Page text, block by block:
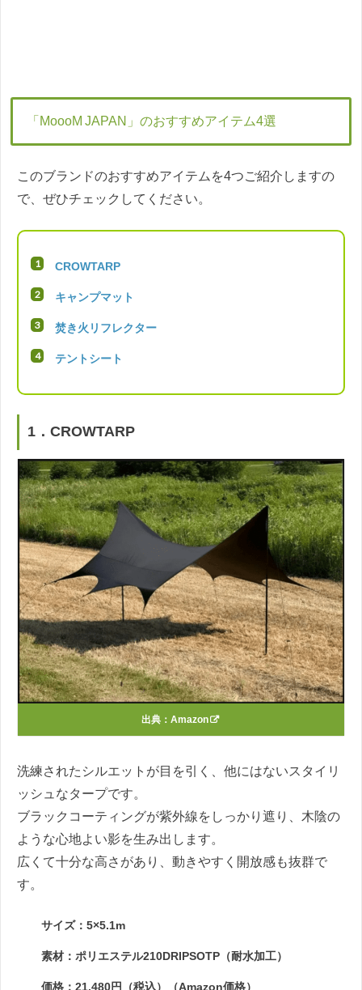
「MoooM JAPAN」のおすすめアイテム4選
このブランドのおすすめアイテムを4つご紹介しますの
で、ぜひチェックしてください。
CROWTARP
キャンプマット
焚き火リフレクター
テントシート
1．CROWTARP
出典： Amazon
洗練されたシルエットが目を引く、他にはないスタイリ
ッシュなタープです。
ブラックコーティングが紫外線をしっかり遮り、木陰の
ような心地よい影を生み出します。
広くて十分な高さがあり、動きやすく開放感も抜群で
す。
サイズ：5×5.1m
素材：ポリエステル210DRIPSOTP（耐水加工）
価格：21,480円（税込）（Amazon価格）